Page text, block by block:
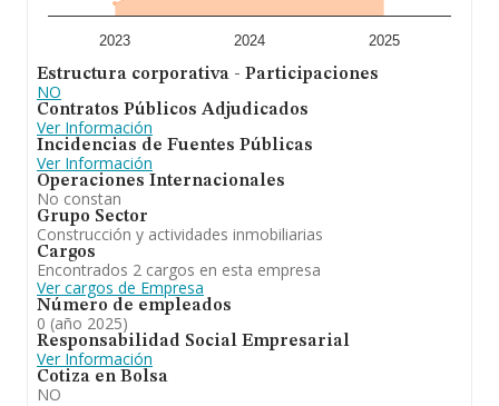
2023 2024 2025
Estructura corporativa - Participaciones
NO
Contratos Públicos Adjudicados
Ver Información
Incidencias de Fuentes Públicas
Ver Información
Operaciones Internacionales
No constan
Grupo Sector
Construcción y actividades inmobiliarias
Cargos
Encontrados 2 cargos en esta empresa
Ver cargos de Empresa
Número de empleados
0 (año 2025)
Responsabilidad Social Empresarial
Ver Información
Cotiza en Bolsa
NO